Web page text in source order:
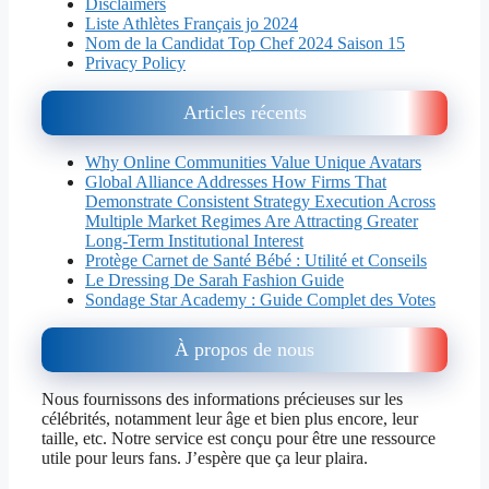
Disclaimers
Liste Athlètes Français jo 2024
Nom de la Candidat Top Chef 2024 Saison 15
Privacy Policy
Articles récents
Why Online Communities Value Unique Avatars
Global Alliance Addresses How Firms That
Demonstrate Consistent Strategy Execution Across
Multiple Market Regimes Are Attracting Greater
Long-Term Institutional Interest
Protège Carnet de Santé Bébé : Utilité et Conseils
Le Dressing De Sarah Fashion Guide
Sondage Star Academy : Guide Complet des Votes
À propos de nous
Nous fournissons des informations précieuses sur les
célébrités, notamment leur âge et bien plus encore, leur
taille, etc. Notre service est conçu pour être une ressource
utile pour leurs fans. J’espère que ça leur plaira.